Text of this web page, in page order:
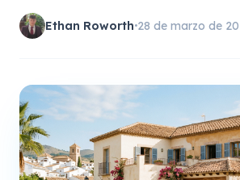
Ethan Roworth•28 de marzo de